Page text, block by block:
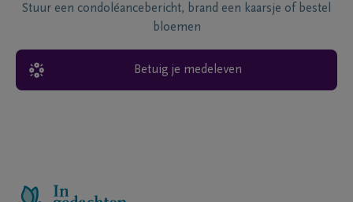
Stuur een condoléancebericht, brand een kaarsje of bestel
bloemen
Betuig je medeleven